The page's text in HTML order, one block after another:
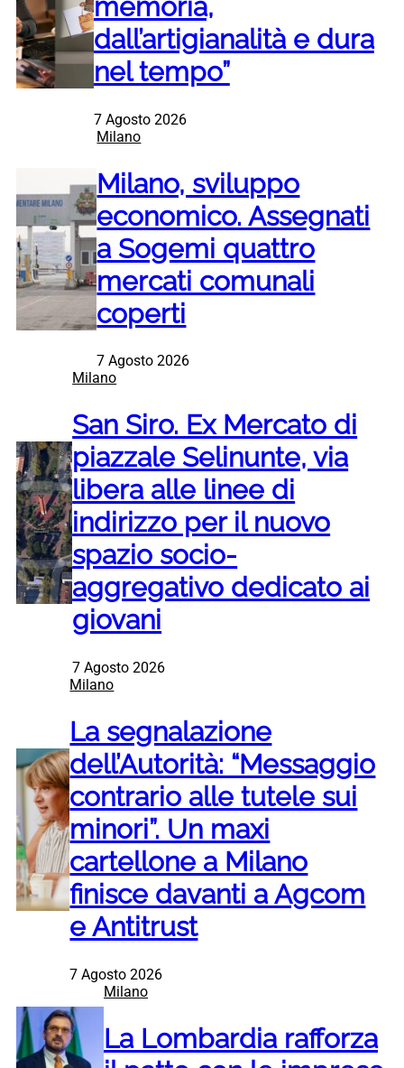
memoria,
dall’artigianalità e dura
nel tempo”
7 Agosto 2026
Milano
Milano, sviluppo
economico. Assegnati
a Sogemi quattro
mercati comunali
coperti
7 Agosto 2026
Milano
San Siro. Ex Mercato di
piazzale Selinunte, via
libera alle linee di
indirizzo per il nuovo
spazio socio-
aggregativo dedicato ai
giovani
7 Agosto 2026
Milano
La segnalazione
dell’Autorità: “Messaggio
contrario alle tutele sui
minori”. Un maxi
cartellone a Milano
finisce davanti a Agcom
e Antitrust
7 Agosto 2026
Milano
La Lombardia rafforza